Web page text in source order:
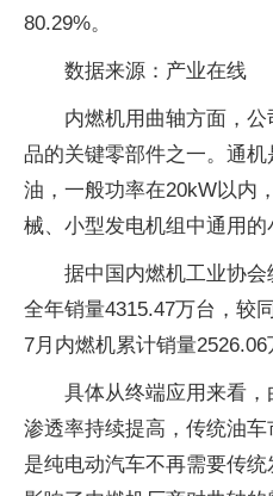
80.29%。
数据来源：产业在线
内燃机用曲轴方面，
品的关键零部件之一。通
油，一般功率在20kW以内
械、小型发电机组中通用的
据中国内燃机工业协
全年销量4315.47万台，较
7月内燃机累计销量2526.06
具体从终端应用来看
渗透率持续提高，传统油
是纯电动汽车不再需要传